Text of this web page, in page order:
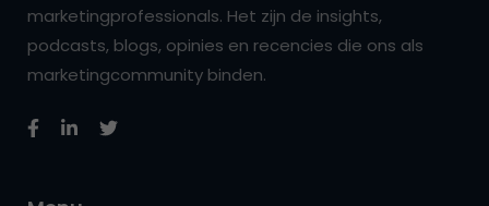
marketingprofessionals. Het zijn de insights,
podcasts, blogs, opinies en recencies die ons als
marketingcommunity binden.